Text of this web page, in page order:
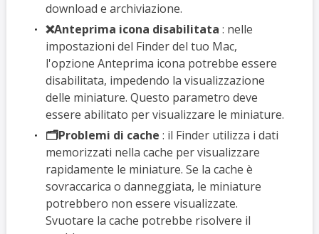
download e archiviazione.
❌Anteprima icona disabilitata : nelle
impostazioni del Finder del tuo Mac,
l'opzione Anteprima icona potrebbe essere
disabilitata, impedendo la visualizzazione
delle miniature. Questo parametro deve
essere abilitato per visualizzare le miniature.
🗂️Problemi di cache : il Finder utilizza i dati
memorizzati nella cache per visualizzare
rapidamente le miniature. Se la cache è
sovraccarica o danneggiata, le miniature
potrebbero non essere visualizzate.
Svuotare la cache potrebbe risolvere il